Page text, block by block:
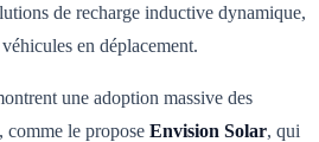
de recharge inductive dynamique,
en déplacement.
une adoption massive des
comme le propose Envision Solar, qui